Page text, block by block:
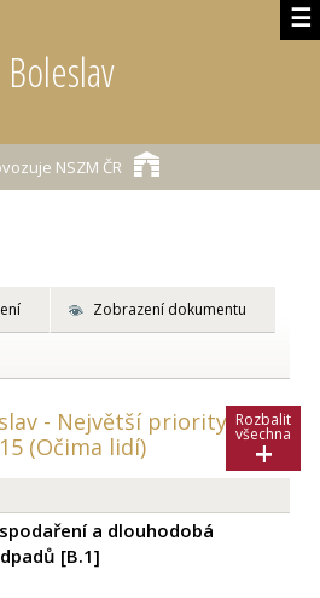
☰
NSZM ČR
Zobrazení dokumentu
- Největší priority
(Očima lidí)
Rozbalit
všechna
+
a dlouhodobá
[B.1]